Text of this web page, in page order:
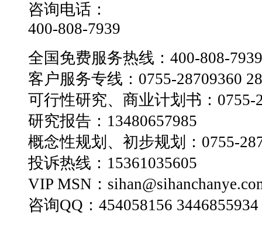
咨询电话：
400-808-7939
全国免费服务热线：400-808-7939
客户服务专线：0755-28709360
可行性研究、商业计划书：0755-
研究报告：13480657985
概念性规划、初步规划：0755-
投诉热线：15361035605
VIP MSN：
咨询QQ：454058156 3446855934